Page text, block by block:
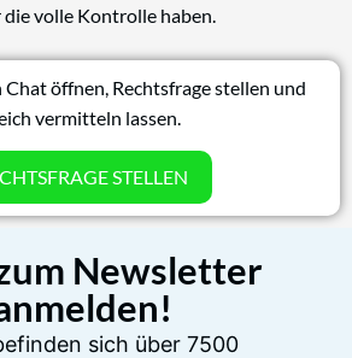
die volle Kontrolle haben.
Chat öffnen, Rechtsfrage stellen und
vermitteln lassen.
STELLEN
Newsletter
sich über 7500